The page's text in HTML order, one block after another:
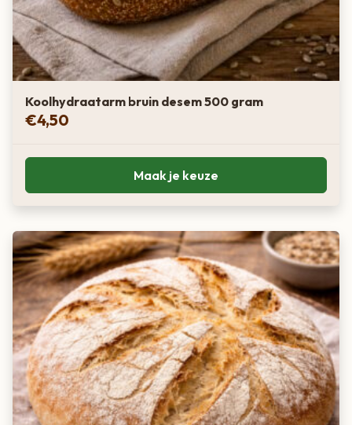
Koolhydraatarm bruin desem 500 gram
€4,50
Maak je keuze